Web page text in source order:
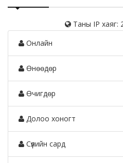
Таны IP хаяг:
Онлайн
Өнөөдөр
Өчигдөр
Долоо хоногт
Сүүлийн сард